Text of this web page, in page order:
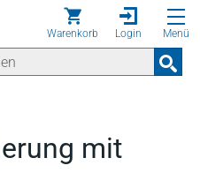
Warenkorb Login Menü
mit